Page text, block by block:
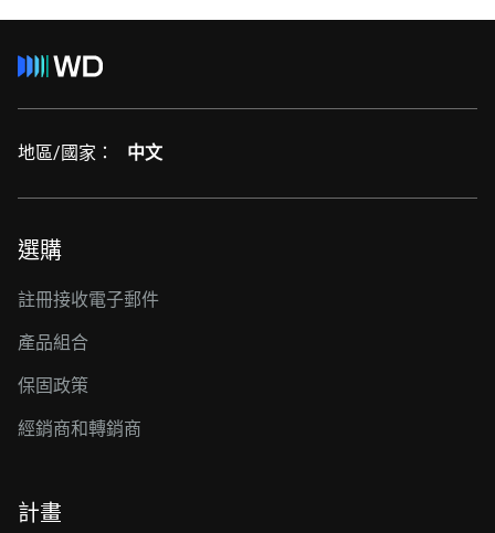
地區/國家： 中文
選購
註冊接收電子郵件
產品組合
保固政策
經銷商和轉銷商
計畫